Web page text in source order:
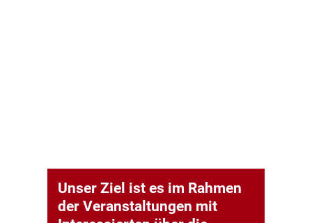
Unser Ziel ist es im Rahmen
der Veranstaltungen mit